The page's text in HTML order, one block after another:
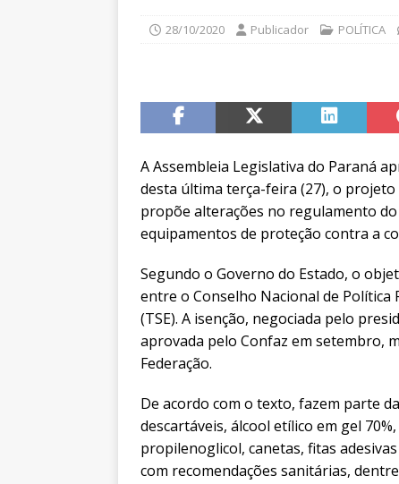
28/10/2020 Publicador POLÍTICA
A Assembleia Legislativa do Paraná
desta última terça-feira (27), o projeto
propõe alterações no regulamento
equipamentos de proteção contra a
Segundo o Governo do Estado, o
entre o Conselho Nacional de
(TSE). A isenção, negociada pelo
aprovada pelo Confaz em setembro,
Federação.
De acordo com o texto, fazem parte
descartáveis, álcool etílico em gel
propilenoglicol, canetas, fitas
com recomendações sanitárias,